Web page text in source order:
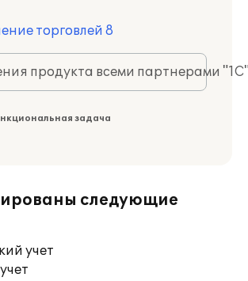
торговлей 8
продукта всеми партнерами
задача
следующие
учет